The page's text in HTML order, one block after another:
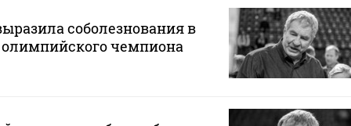
соболезнования в
чемпиона